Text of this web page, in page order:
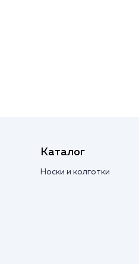
Каталог
Носки и колготки